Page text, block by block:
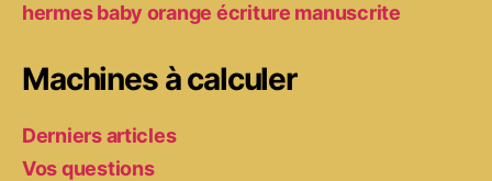
hermes baby orange écriture manuscrite
Machines à calculer
Derniers articles
Vos questions